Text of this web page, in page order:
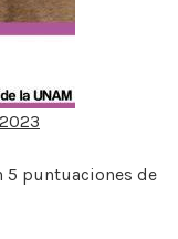
5 puntuaciones de